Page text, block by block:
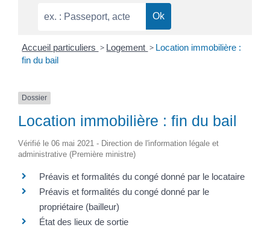
Accueil particuliers > Logement > Location immobilière :
fin du bail
Dossier
Location immobilière : fin du bail
Vérifié le 06 mai 2021 - Direction de l'information légale et
administrative (Première ministre)
Préavis et formalités du congé donné par le locataire
Préavis et formalités du congé donné par le
propriétaire (bailleur)
État des lieux de sortie